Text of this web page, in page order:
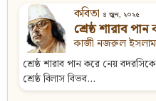
কবিতা ৪ জুন, ২০২৫
শ্রেষ্ঠ শারাব
কাজী নজরুল ইসলাম
শ্রেষ্ঠ শারাব পান করে নেয়
শ্রেষ্ঠ বিলাস বিভব...